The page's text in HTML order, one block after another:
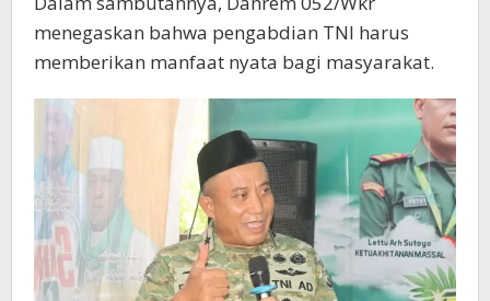
menegaskan bahwa pengabdian TNI harus
memberikan manfaat nyata bagi masyarakat.